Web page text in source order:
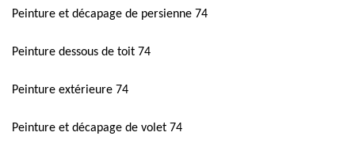
Peinture et décapage de persienne 74
Peinture dessous de toit 74
Peinture extérieure 74
Peinture et décapage de volet 74